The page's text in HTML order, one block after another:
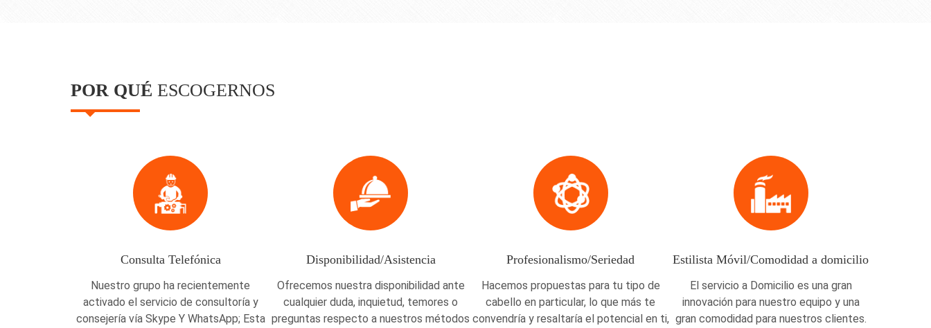
POR QUÉ ESCOGERNOS
Consulta Telefónica
Nuestro grupo ha recientemente
activado el servicio de consultoría y
consejería vía Skype Y WhatsApp; Esta
Disponibilidad/Asistencia
Ofrecemos nuestra disponibilidad ante
cualquier duda, inquietud, temores o
preguntas respecto a nuestros métodos
Profesionalismo/Seriedad
Hacemos propuestas para tu tipo de
cabello en particular, lo que más te
convendría y resaltaría el potencial en ti,
Estilista Móvil/Comodidad a domicilio
El servicio a Domicilio es una gran
innovación para nuestro equipo y una
gran comodidad para nuestros clientes.